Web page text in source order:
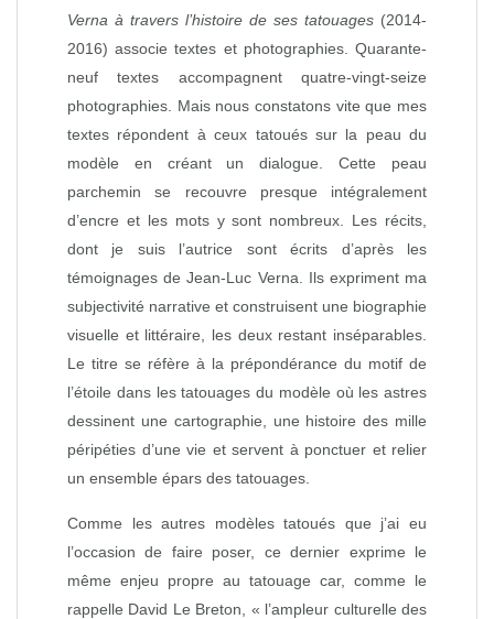
Verna à travers l’histoire de ses tatouages (2014-
2016) associe textes et photographies. Quarante-
neuf textes accompagnent quatre-vingt-seize
photographies. Mais nous constatons vite que mes
textes répondent à ceux tatoués sur la peau du
modèle en créant un dialogue. Cette peau
parchemin se recouvre presque intégralement
d’encre et les mots y sont nombreux. Les récits,
dont je suis l’autrice sont écrits d’après les
témoignages de Jean-Luc Verna. Ils expriment ma
subjectivité narrative et construisent une biographie
visuelle et littéraire, les deux restant inséparables.
Le titre se réfère à la prépondérance du motif de
l’étoile dans les tatouages du modèle où les astres
dessinent une cartographie, une histoire des mille
péripéties d’une vie et servent à ponctuer et relier
un ensemble épars des tatouages.
Comme les autres modèles tatoués que j’ai eu
l’occasion de faire poser, ce dernier exprime le
même enjeu propre au tatouage car, comme le
rappelle David Le Breton, « l’ampleur culturelle des